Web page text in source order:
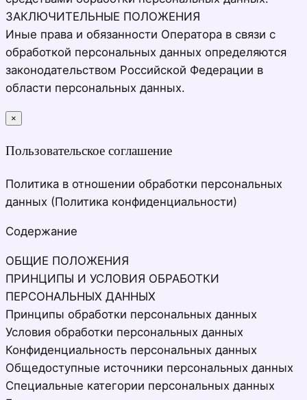
ЗАКЛЮЧИТЕЛЬНЫЕ ПОЛОЖЕНИЯ
Иные права и обязанности Оператора в связи с
обработкой персональных данных определяются
законодательством Российской Федерации в
области персональных данных.
×
закрыть
Пользовательское соглашение
Политика в отношении обработки персональных
данных (Политика конфиденциальности)
Содержание
ОБЩИЕ ПОЛОЖЕНИЯ
ПРИНЦИПЫ И УСЛОВИЯ ОБРАБОТКИ
ПЕРСОНАЛЬНЫХ ДАННЫХ
Принципы обработки персональных данных
Условия обработки персональных данных
Конфиденциальность персональных данных
Общедоступные источники персональных данных
Специальные категории персональных данных